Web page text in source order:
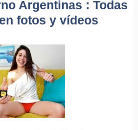
Argentinas : Todas
fotos y vídeos